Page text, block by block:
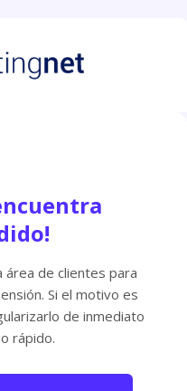
de clientes para
Si el motivo es
de inmediato
rápido.